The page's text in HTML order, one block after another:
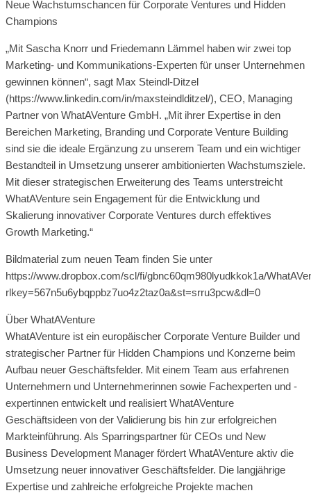
Neue Wachstumschancen für Corporate Ventures und Hidden
Champions
„Mit Sascha Knorr und Friedemann Lämmel haben wir zwei top
Marketing- und Kommunikations-Experten für unser Unternehmen
gewinnen können“, sagt Max Steindl-Ditzel
(https://www.linkedin.com/in/maxsteindlditzel/), CEO, Managing
Partner von WhatAVenture GmbH. „Mit ihrer Expertise in den
Bereichen Marketing, Branding und Corporate Venture Building
sind sie die ideale Ergänzung zu unserem Team und ein wichtiger
Bestandteil in Umsetzung unserer ambitionierten Wachstumsziele.
Mit dieser strategischen Erweiterung des Teams unterstreicht
WhatAVenture sein Engagement für die Entwicklung und
Skalierung innovativer Corporate Ventures durch effektives
Growth Marketing.“
Bildmaterial zum neuen Team finden Sie unter
https://www.dropbox.com/scl/fi/gbnc60qm980lyudkkok1a/
rlkey=567n5u6ybqppbz7uo4z2taz0a&st=srru3pcw&dl=0
Über WhatAVenture
WhatAVenture ist ein europäischer Corporate Venture Builder und
strategischer Partner für Hidden Champions und Konzerne beim
Aufbau neuer Geschäftsfelder. Mit einem Team aus erfahrenen
Unternehmern und Unternehmerinnen sowie Fachexperten und -
expertinnen entwickelt und realisiert WhatAVenture
Geschäftsideen von der Validierung bis hin zur erfolgreichen
Markteinführung. Als Sparringspartner für CEOs und New
Business Development Manager fördert WhatAVenture aktiv die
Umsetzung neuer innovativer Geschäftsfelder. Die langjährige
Expertise und zahlreiche erfolgreiche Projekte machen